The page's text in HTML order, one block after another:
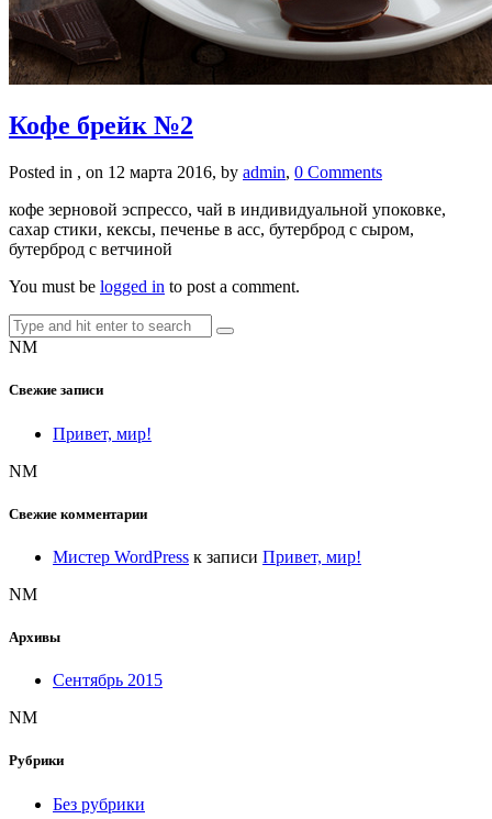
Кофе брейк №2
Posted in , on 12 марта 2016, by admin, 0 Comments
кофе зерновой эспрессо, чай в индивидуальной упоковке,
сахар стики, кексы, печенье в асс, бутерброд с сыром,
бутерброд с ветчиной
You must be logged in to post a comment.
NM
Свежие записи
Привет, мир!
NM
Свежие комментарии
Мистер WordPress к записи Привет, мир!
NM
Архивы
Сентябрь 2015
NM
Рубрики
Без рубрики